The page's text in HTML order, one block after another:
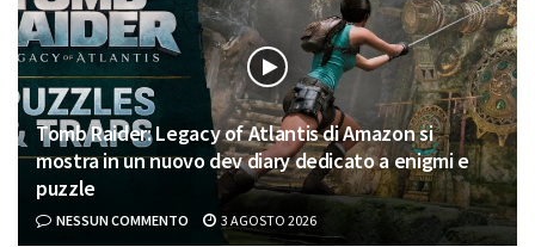
Tomb Raider: Legacy of Atlantis di Amazon si
mostra in un nuovo dev diary dedicato a enigmi e
puzzle
NESSUN COMMENTO 3 AGOSTO 2026